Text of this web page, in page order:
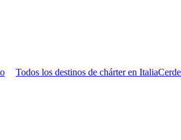
Todos los destinos de chárter en Italia